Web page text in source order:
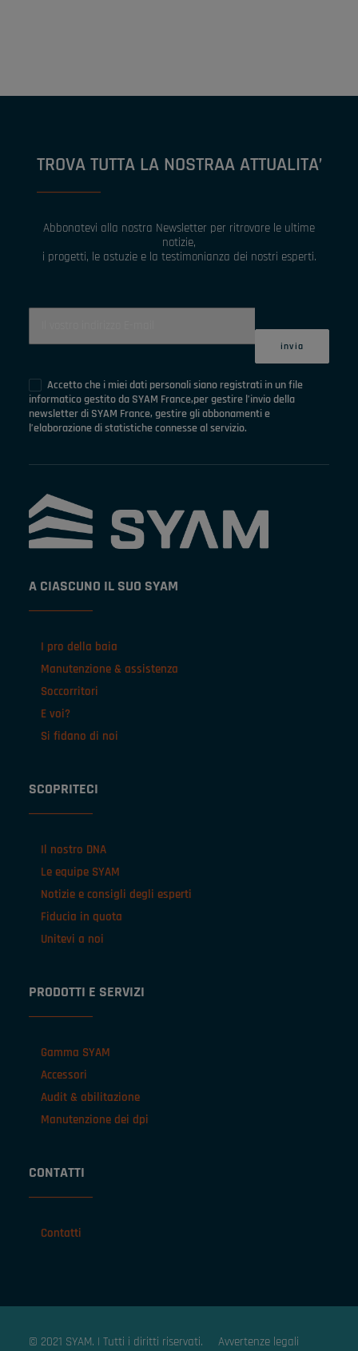
TROVA TUTTA LA NOSTRAA ATTUALITA’
Abbonatevi alla nostra Newsletter per ritrovare le ultime
notizie,
i progetti, le astuzie e la testimonianza dei nostri esperti.
Accetto che i miei dati personali siano registrati in un file
informatico gestito da SYAM France,per gestire l’invio della
newsletter di SYAM France, gestire gli abbonamenti e
l’elaborazione di statistiche connesse al servizio.
A CIASCUNO IL SUO SYAM
I pro della baia
Manutenzione & assistenza
Soccorritori
E voi?
Si fidano di noi
SCOPRITECI
Il nostro DNA
Le equipe SYAM
Notizie e consigli degli esperti
Fiducia in quota
Unitevi a noi
PRODOTTI E SERVIZI
Gamma SYAM
Accessori
Audit & abilitazione
Manutenzione dei dpi
CONTATTI
Contatti
© 2021 SYAM. | Tutti i diritti riservati.
Avvertenze legali